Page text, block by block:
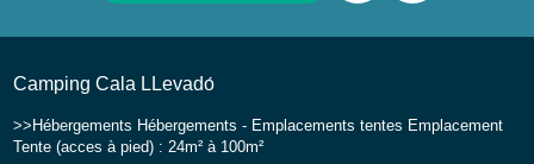
Camping Cala LLevadо́
Hébergements Hébergements - Emplacements tentes Emplacement
Tente (acces à pied) : 24m² à 100m²